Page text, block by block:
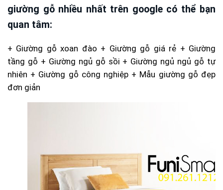
giường gỗ nhiều nhất trên google có thể bạn
quan tâm:
+ Giường gỗ xoan đào + Giường gỗ giá rẻ + Giường
tầng gỗ + Giường ngủ gỗ sồi + Giường ngủ ngủ gỗ tự
nhiên + Giường gỗ công nghiệp + Mẫu giường gỗ đẹp
đơn giản